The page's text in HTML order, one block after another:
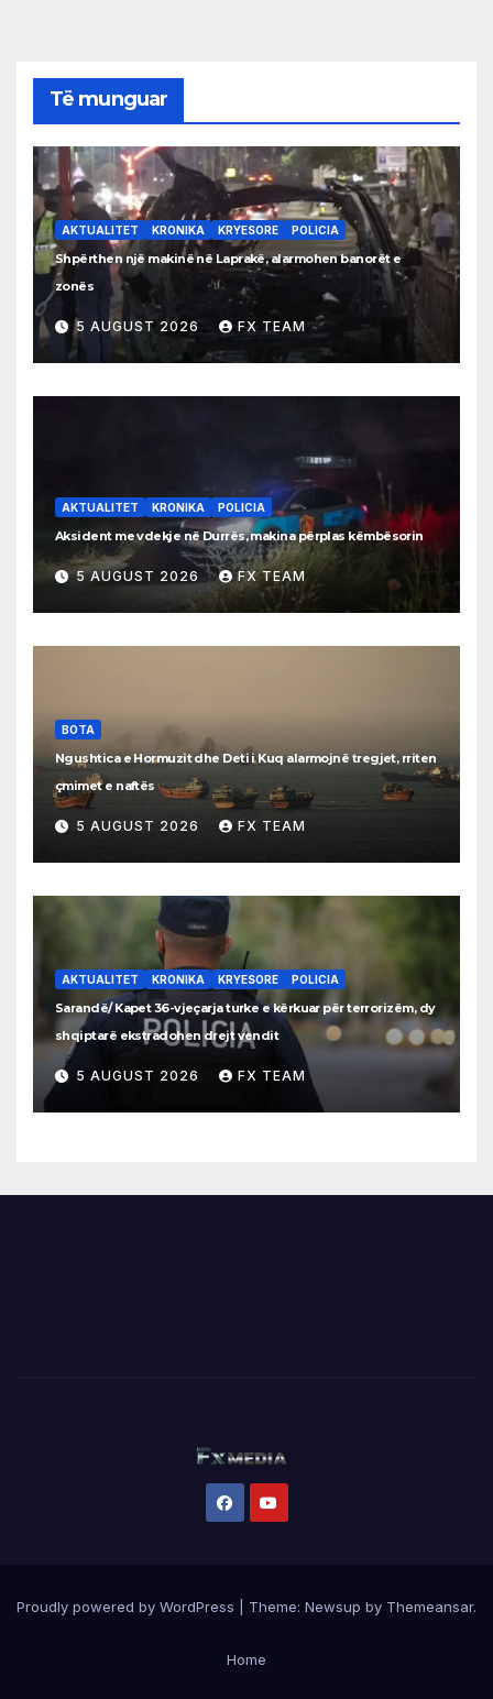
Të munguar
AKTUALITET KRONIKA KRYESORE POLICIA
Shpërthen një makinë në Laprakë, alarmohen banorët e
zonës
5 AUGUST 2026 FX TEAM
AKTUALITET KRONIKA POLICIA
Aksident me vdekje në Durrës, makina përplas këmbësorin
5 AUGUST 2026 FX TEAM
BOTA
Ngushtica e Hormuzit dhe Deti i Kuq alarmojnë tregjet, rriten
çmimet e naftës
5 AUGUST 2026 FX TEAM
AKTUALITET KRONIKA KRYESORE POLICIA
Sarandë/ Kapet 36-vjeçarja turke e kërkuar për terrorizëm, dy
shqiptarë ekstradohen drejt vendit
5 AUGUST 2026 FX TEAM
Proudly powered by WordPress Theme: Newsup by Themeansar.
Home